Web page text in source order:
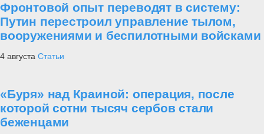
Фронтовой опыт переводят в систему:
Путин перестроил управление тылом,
вооружениями и беспилотными войсками
4 августа Статьи
«Буря» над Краиной: операция, после
которой сотни тысяч сербов стали
беженцами